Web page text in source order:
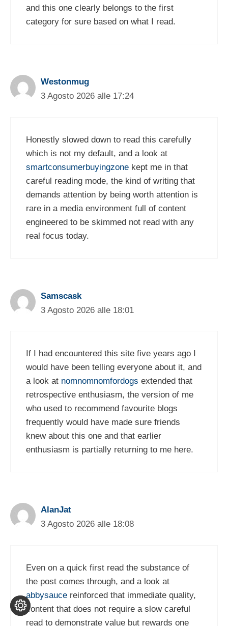
and this one clearly belongs to the first
category for sure based on what I read.
Westonmug
3 Agosto 2026 alle 17:24
Honestly slowed down to read this carefully
which is not my default, and a look at
smartconsumerbuyingzone kept me in that
careful reading mode, the kind of writing that
demands attention by being worth attention is
rare in a media environment full of content
engineered to be skimmed not read with any
real focus today.
Samscask
3 Agosto 2026 alle 18:01
If I had encountered this site five years ago I
would have been telling everyone about it, and
a look at nomnomnomfordogs extended that
retrospective enthusiasm, the version of me
who used to recommend favourite blogs
frequently would have made sure friends
knew about this one and that earlier
enthusiasm is partially returning to me here.
AlanJat
3 Agosto 2026 alle 18:08
Even on a quick first read the substance of
the post comes through, and a look at
abbysauce reinforced that immediate quality,
content that does not require a slow careful
read to demonstrate value but rewards one